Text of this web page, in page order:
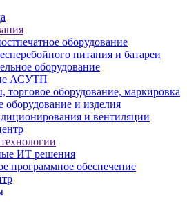
оборудование
питания и батареи
оборудование
АСУТП
торговое оборудование, маркировка
и изделия
и вентиляции
ИТ решения
программное обеспечение